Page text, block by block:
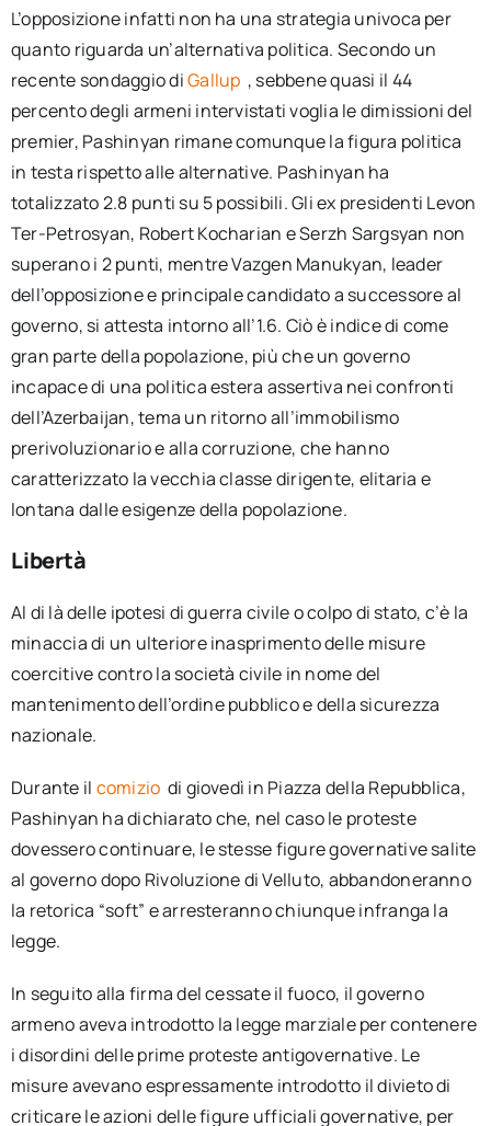
L’opposizione infatti non ha una strategia univoca per
quanto riguarda un’alternativa politica. Secondo un
recente sondaggio diGallup , sebbene quasi il 44
percento degli armeni intervistati voglia le dimissioni del
premier, Pashinyan rimane comunque la figura politica
in testa rispetto alle alternative. Pashinyan ha
totalizzato 2.8 punti su 5 possibili. Gli ex presidenti Levon
Ter-Petrosyan, Robert Kocharian e Serzh Sargsyan non
superano i 2 punti, mentre Vazgen Manukyan, leader
dell’opposizione e principale candidato a successore al
governo, si attesta intorno all’1.6. Ciò è indice di come
gran parte della popolazione, più che un governo
incapace di una politica estera assertiva nei confronti
dell’Azerbaijan, tema un ritorno all’immobilismo
prerivoluzionario e alla corruzione, che hanno
caratterizzato la vecchia classe dirigente, elitaria e
lontana dalle esigenze della popolazione.
Libertà
Al di là delle ipotesi di guerra civile o colpo di stato, c’è la
minaccia di un ulteriore inasprimento delle misure
coercitive contro la società civile in nome del
mantenimento dell’ordine pubblico e della sicurezza
nazionale.
Durante il comizio di giovedì in Piazza della Repubblica,
Pashinyan ha dichiarato che, nel caso le proteste
dovessero continuare, le stesse figure governative salite
al governo dopo Rivoluzione di Velluto, abbandoneranno
la retorica “soft” e arresteranno chiunque infranga la
legge.
In seguito alla firma del cessate il fuoco, il governo
armeno aveva introdotto la legge marziale per contenere
i disordini delle prime proteste antigovernative. Le
misure avevano espressamente introdotto il divieto di
criticare le azioni delle figure ufficiali governative, per